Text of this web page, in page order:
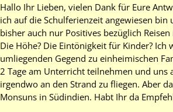
Hallo Ihr Lieben, vielen Dank für Eure
ich auf die Schulferienzeit angewiesen
bisher auch nur Positives bezüglich
Die Höhe? Die Eintönigkeit für Kinder?
umliegenden Gegend zu einheimischen
2 Tage am Unterricht teilnehmen und uns
irgendwo an den Strand zu fliegen. Aber
Monsuns in Südindien. Habt Ihr da